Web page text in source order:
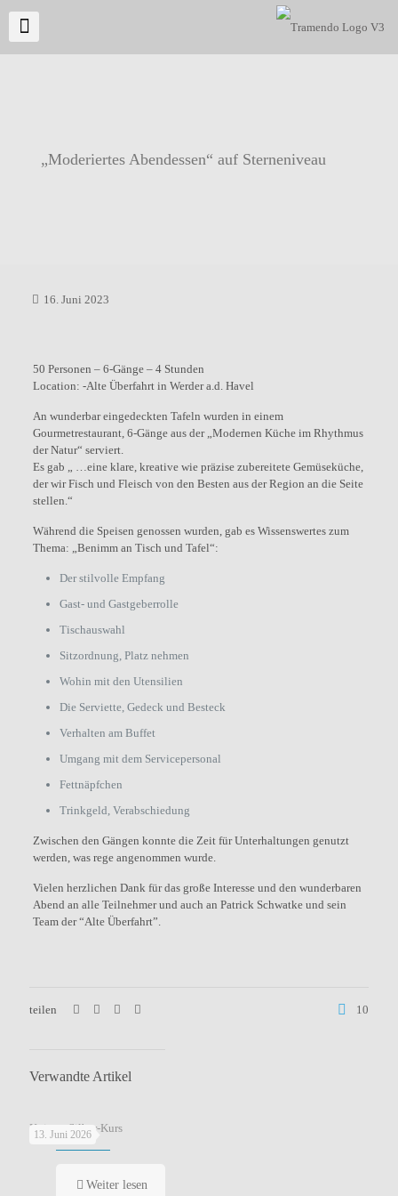
„Moderiertes Abendessen“ auf Sterneniveau
16. Juni 2023
50 Personen – 6-Gänge – 4 Stunden
Location: -Alte Überfahrt in Werder a.d. Havel
An wunderbar eingedeckten Tafeln wurden in einem
Gourmetrestaurant, 6-Gänge aus der „Modernen Küche im Rhythmus
der Natur“ serviert.
Es gab „ …eine klare, kreative wie präzise zubereitete Gemüseküche,
der wir Fisch und Fleisch von den Besten aus der Region an die Seite
stellen.“
Während die Speisen genossen wurden, gab es Wissenswertes zum
Thema: „Benimm an Tisch und Tafel“:
Der stilvolle Empfang
Gast- und Gastgeberrolle
Tischauswahl
Sitzordnung, Platz nehmen
Wohin mit den Utensilien
Die Serviette, Gedeck und Besteck
Verhalten am Buffet
Umgang mit dem Servicepersonal
Fettnäpfchen
Trinkgeld, Verabschiedung
Zwischen den Gängen konnte die Zeit für Unterhaltungen genutzt
werden, was rege angenommen wurde.
Vielen herzlichen Dank für das große Interesse und den wunderbaren
Abend an alle Teilnehmer und auch an Patrick Schwatke und sein
Team der “Alte Überfahrt”.
teilen 10
Verwandte Artikel
13. Juni 2026
Knigge-Silber-Kurs
Weiter lesen